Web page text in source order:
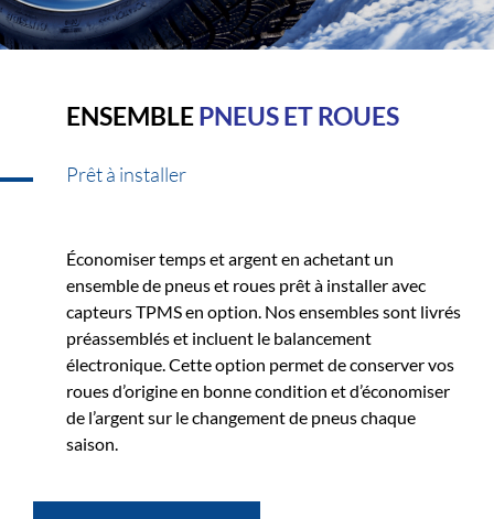
ENSEMBLEPNEUS ET ROUES
Prêt à installer
Économiser temps et argent en achetant un
ensemble de pneus et roues prêt à installer avec
capteurs TPMS en option. Nos ensembles sont livrés
préassemblés et incluent le balancement
électronique. Cette option permet de conserver vos
roues d’origine en bonne condition et d’économiser
de l’argent sur le changement de pneus chaque
saison.